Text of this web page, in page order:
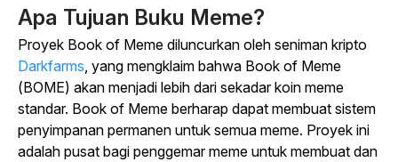
Apa Tujuan Buku Meme?
Proyek Book of Meme diluncurkan oleh seniman kripto
Darkfarms, yang mengklaim bahwa Book of Meme
(BOME) akan menjadi lebih dari sekadar koin meme
standar. Book of Meme berharap dapat membuat sistem
penyimpanan permanen untuk semua meme. Proyek ini
adalah pusat bagi penggemar meme untuk membuat dan